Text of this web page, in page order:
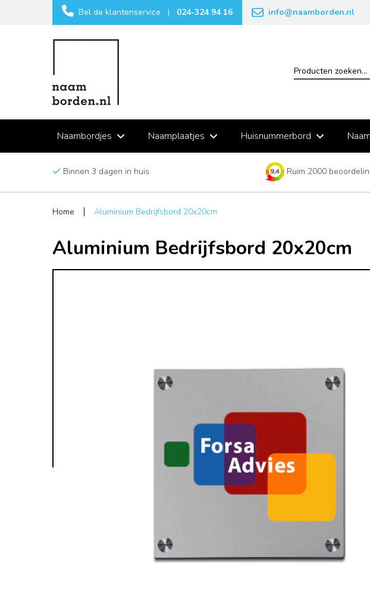
Bel de klantenservice | 024-324 94 16 info@naamborden.nl
Naambordjes Naamplaatjes Huisnummerbord
Binnen 3 dagen in huis Ruim 2000
Home Aluminium Bedrijfsbord 20x20cm
Aluminium Bedrijfsbord 20x20cm